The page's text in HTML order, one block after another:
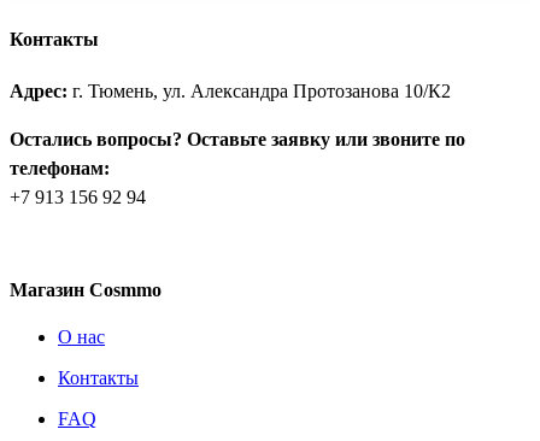
Контакты
Адрес: г. Тюмень, ул. Александра Протозанова 10/К2
Остались вопросы? Оставьте заявку или звоните по
телефонам:
+7 913 156 92 94
Магазин Cosmmo
О нас
Контакты
FAQ